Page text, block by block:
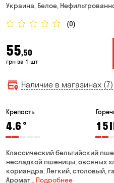
Украина, Белое,
(0)
55,50
грн за 1 шт
Наличие в магазинах (7)
Крепость
4.6° 15
Классический бельгийский
несладкой пшеницы, овсяных
кориандра. Легкий, столовый,
Аромат… Подробнее